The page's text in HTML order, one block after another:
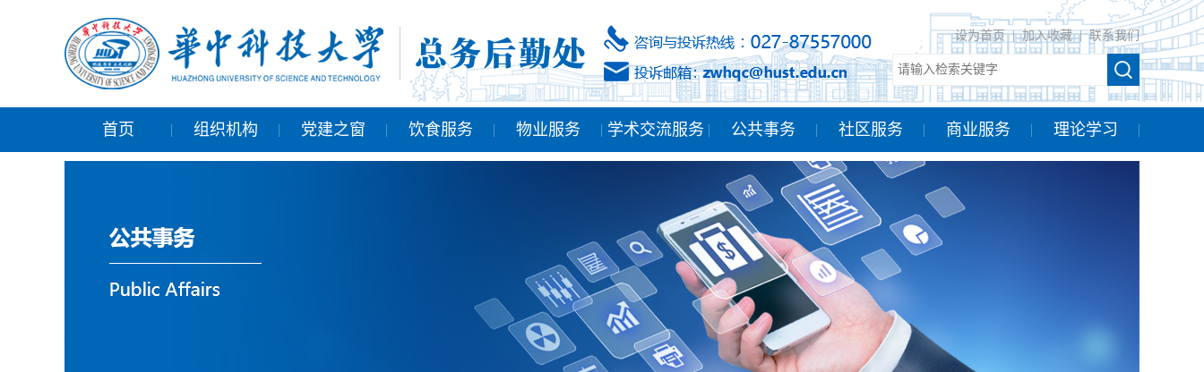
设为首页|加入收藏|联系我们
首页 组织机构 党建之窗 饮食服务 物业服务 学术交流服务 公共事务 社区服务 商业服务 理论学习